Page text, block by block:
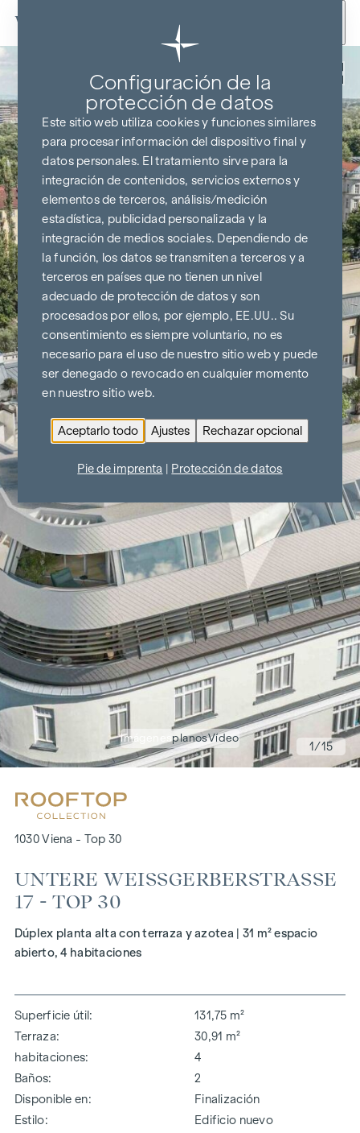
Ir al contenido
Volver
imágenes planosVídeo
1/15
1030 Viena - Top 30
UNTERE WEISSGERBERSTRASSE 17
- TOP 30
Dúplex planta alta con terraza y azotea | 31 m² espacio
abierto, 4 habitaciones
Superficie útil
131,75 m²
Terraza
30,91 m²
habitaciones
4
Baños
2
Disponible en
Finalización
Estilo
Edificio nuevo
Configuración de la
protección de datos
Este sitio web utiliza cookies y funciones similares
para procesar información del dispositivo final y
datos personales. El tratamiento sirve para la
integración de contenidos, servicios externos y
elementos de terceros, análisis/medición
estadística, publicidad personalizada y la
integración de medios sociales. Dependiendo de
la función, los datos se transmiten a terceros y a
terceros en países que no tienen un nivel
adecuado de protección de datos y son
procesados por ellos, por ejemplo, EE.UU.. Su
consentimiento es siempre voluntario, no es
necesario para el uso de nuestro sitio web y puede
ser denegado o revocado en cualquier momento
en nuestro sitio web.
Aceptarlo todo Ajustes Rechazar opcional
Pie de imprenta Protección de datos